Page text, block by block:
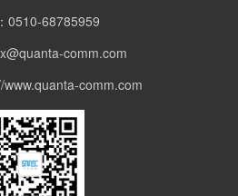
0510-68785959
comm.com
www.quanta-comm.com